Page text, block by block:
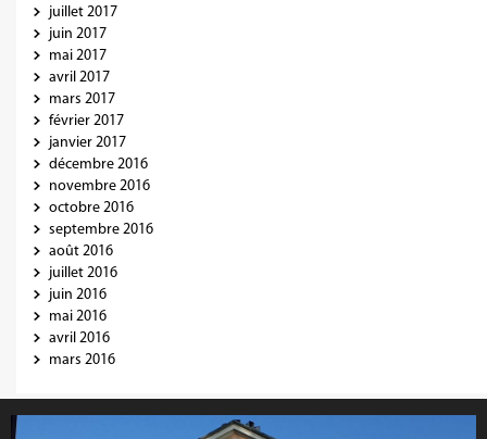
juillet 2017
juin 2017
mai 2017
avril 2017
mars 2017
février 2017
janvier 2017
décembre 2016
novembre 2016
octobre 2016
septembre 2016
août 2016
juillet 2016
juin 2016
mai 2016
avril 2016
mars 2016